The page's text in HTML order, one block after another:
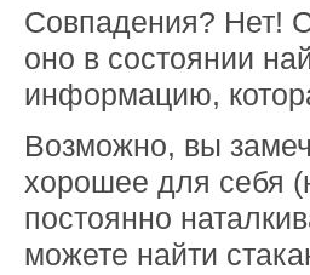
Совпадения? Нет!
оно в состоянии
информацию,
Возможно, вы
хорошее для себя
постоянно
можете найти